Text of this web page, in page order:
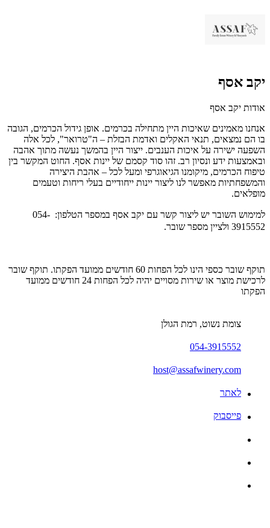
יקב אסף
אודות יקב אסף
אנחנו מאמינים שאיכות היין מתחילה בכרמים. אופן גידול הכרמים, הגובה
בו הם נמצאים, תנאי האקלים ואדמת הבזלת – ה"טרואר", לכל אלה
השפעה ישירה על איכות הענבים. ייצור היין בהמשך נעשה מתוך אהבה
ובאמצעות ידע ונסיון רב. זהו סוד קסמם של יינות אסף. החוט המקשר בין
טיפוח הכרמים, מיקומנו הגיאוגרפי ומעל לכל – אהבת היצירה
והמשפחתיות מאפשר לנו ליצור יינות ייחודיים בעלי ריחות וטעמים
מופלאים.
למימוש השובר יש ליצור קשר עם יקב אסף במספר הטלפון: 054-
3915552 ולציין מספר שובר.
תוקף שובר כספי הינו לכל הפחות 60 חודשים ממועד הפקתו. תוקף שובר
לרכישת מוצר או שירות מסויים יהיה לכל הפחות 24 חודשים ממועד
הפקתו
צומת נשוט, רמת הגולן
054-3915552
host@assafwinery.com
לאתר
פייסבוק